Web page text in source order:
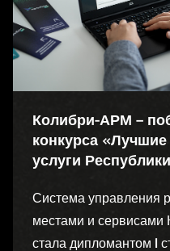
Колибри-АРМ –
конкурса
услуги
Система управления
местами и
стала дипломантом I